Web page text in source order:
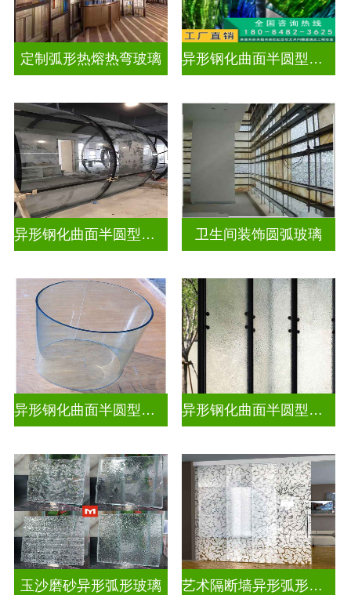
定制弧形热熔热弯玻璃 异形钢化曲面半圆型曲面玻璃
异形钢化曲面半圆型曲面玻璃 卫生间装饰圆弧玻璃
异形钢化曲面半圆型热弯玻璃 异形钢化曲面半圆型曲面玻璃
玉沙磨砂异形弧形玻璃 艺术隔断墙异形弧形玻璃